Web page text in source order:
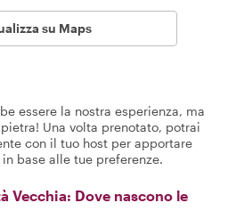
su Maps
essere la nostra esperienza, ma
Una volta prenotato, potrai
con il tuo host per apportare
base alle tue preferenze.
Vecchia: Dove nascono le